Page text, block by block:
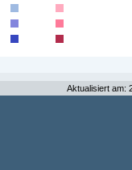
Aktualisiert am: